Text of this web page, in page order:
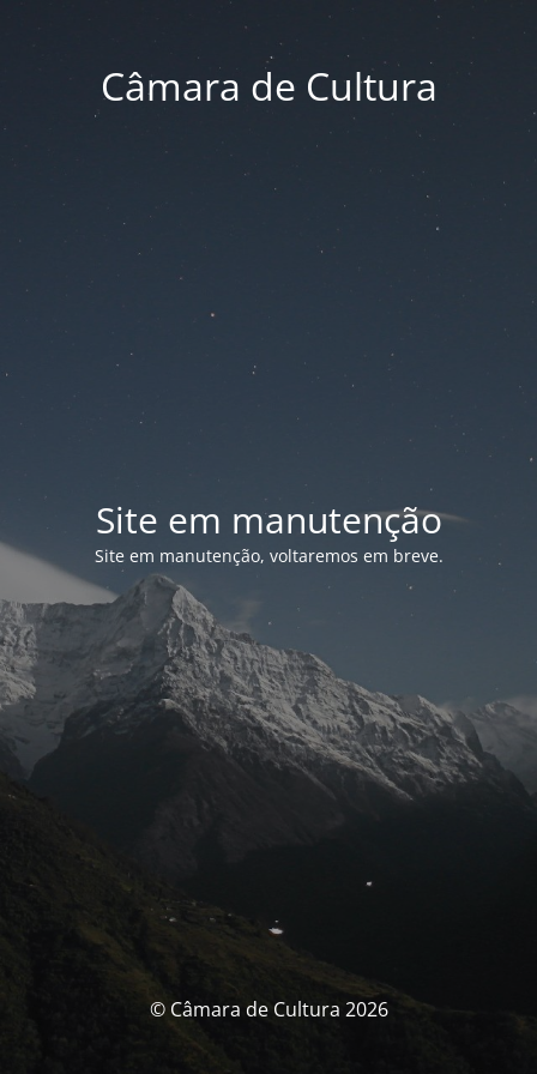
Câmara de Cultura
Site em manutenção
Site em manutenção, voltaremos em breve.
© Câmara de Cultura 2026